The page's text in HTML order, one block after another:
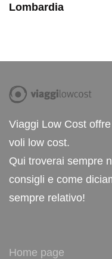
Lombardia
Viaggi Low Cost
voli low cost.
Qui troverai sempre
consigli e come
sempre relativo!
Home page